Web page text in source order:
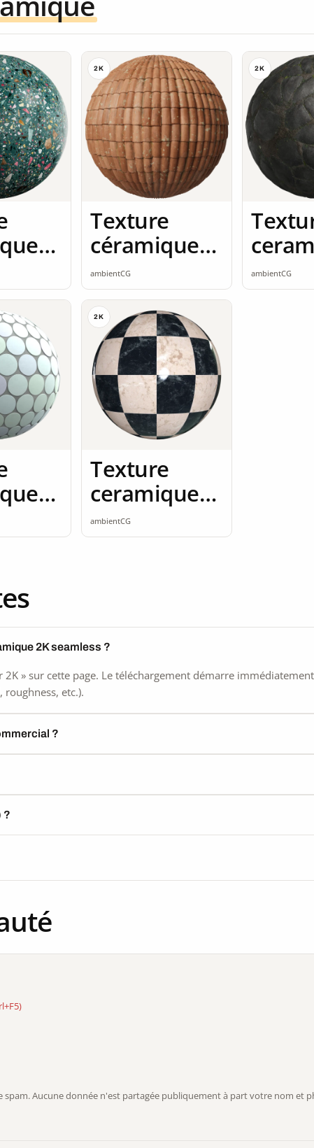
2K
Texture
céramique
2K seamless
ambientCG
2K
2K
ambientCG
2K
Texture
ceramique
2K seamless
ambientCG
2K seamless ?
» sur cette page. Le téléchargement démarre
roughness, etc.).
?
?
Aucune donnée n'est partagée publiquement à part votre nom et